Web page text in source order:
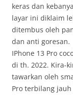
keras dan
layar ini diklaim
ditembus oleh
dan anti goresan.
IPhone 13 Pro
di th. 2022. Kira-
tawarkan oleh
Pro terbilang